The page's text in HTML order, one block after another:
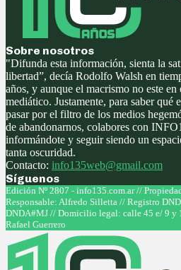
Sobre nosotros
"Difunda esta información, sienta la
libertad”, decía Rodolfo Walsh en
años, y aunque el macrismo no este
mediático. Justamente, para saber qué
pasar por el filtro de los medios
de abandonarnos, colabores con
informándote y seguir siendo un
tanta oscuridad.
Contacto: info135web@gmail.com
Síguenos
Facebook
Twitter
Instagram
Youtube
Edición Nº 2807 - info135.com.ar //
Responsable: Alfredo Silletta // Registro
DNDA#MJ // Domicilio legal: calle 45 e/ 9 y
Rafael Guerrero